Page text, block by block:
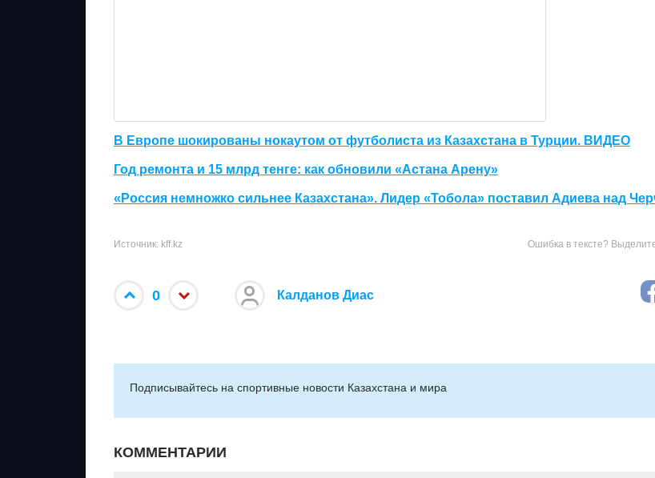
В Европе шокированы нокаутом от футболиста из Казахстана в Турции. ВИДЕО
Год ремонта и 15 млрд тенге: как обновили «Астана Арену»
«Россия немножко сильнее Казахстана». Лидер «Тобола» поставил Адиева над
Источник: kff.kz Ошибка в тексте?
0 Калданов Диас
Подписывайтесь на cпортивные новости Казахстана и мира
КОММЕНТАРИИ